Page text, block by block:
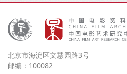
北京市海淀区文慧园路3号
邮编：100082